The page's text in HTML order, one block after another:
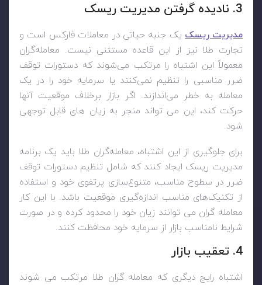
3. نادیده گرفتن مدیریت ریسک
مدیریت ریسک یک جنبه حیاتی در معاملات فارکس است و
تجارت طلا نیز از این قاعده مستثنی نیست. معامله‌گران
معمولاً این اشتباه را مرتکب می‌شوند که دستورات توقف
ضرر مناسبی را تنظیم نمی‌کنند یا سرمایه خود را در یک
معامله به خطر می‌اندازند. اگر بازار برخلاف موقعیت آنها
حرکت کند، این می تواند منجر به زیان های قابل توجهی
شود.
برای جلوگیری از این اشتباه، معامله‌گران طلا باید یک برنامه
مدیریت ریسک ایجاد کنند که شامل تنظیم دستورات توقف
ضرر در سطوح مناسب، متنوع‌سازی پرتفوی خود و استفاده
از تکنیک‌های مناسب اندازه‌گیری موقعیت باشد. با این کار
معامله گران می توانند زیان خود را محدود کرده و در صورت
شرایط نامناسب بازار از سرمایه خود محافظت کنند.
4. تعقیب بازار
اشتباه رایج دیگری که معامله گران طلا مرتکب می شوند